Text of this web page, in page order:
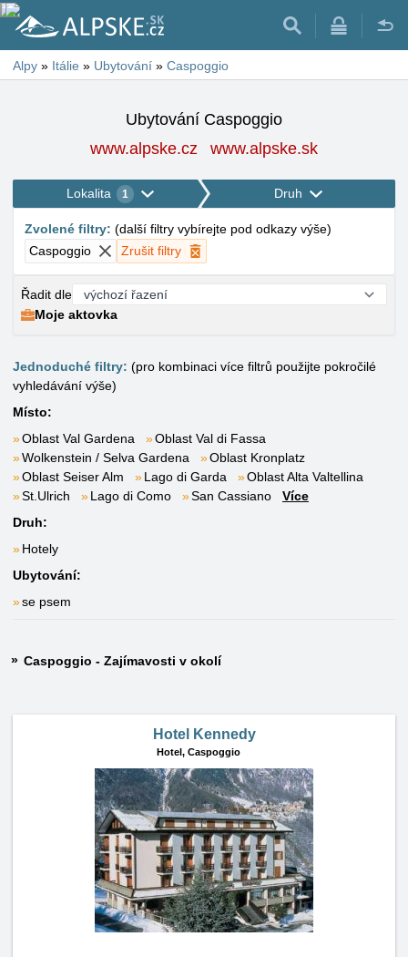
Alpy » Itálie » Ubytování » Caspoggio
Ubytování Caspoggio
www.alpske.cz
www.alpske.sk
Lokalita 1 Druh
Zvolené filtry: (další filtry vybírejte pod odkazy výše)
Caspoggio
Zrušit filtry
Řadit dle
Moje aktovka
Jednoduché filtry: (pro kombinaci více filtrů použijte pokročilé
vyhledávání výše)
Místo:
Oblast Val Gardena
Oblast Val di Fassa
Wolkenstein / Selva Gardena
Oblast Kronplatz
Oblast Seiser Alm
Lago di Garda
Oblast Alta Valtellina
St.Ulrich
Lago di Como San Cassiano
Více
Druh:
Hotely
Ubytování:
se psem
Caspoggio - Zajímavosti v okolí
Hotel Kennedy
Hotel, Caspoggio